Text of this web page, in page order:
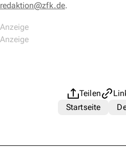
redaktion@zfk.de.
Teilen
Startseite